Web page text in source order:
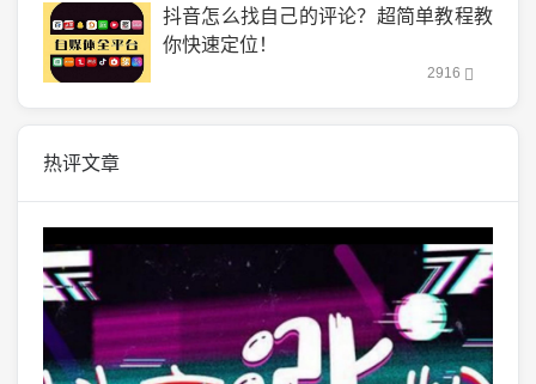
抖音怎么找自己的评论？超简单教程教
你快速定位！
2916
热评文章